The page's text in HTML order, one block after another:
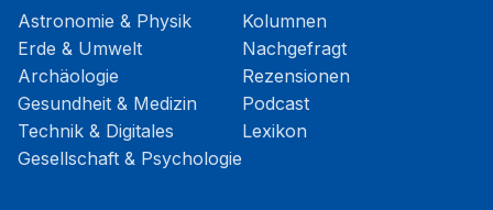
Astronomie & Physik
Erde & Umwelt
Archäologie
Gesundheit & Medizin
Technik & Digitales
Gesellschaft & Psychologie
Kolumnen
Nachgefragt
Rezensionen
Podcast
Lexikon